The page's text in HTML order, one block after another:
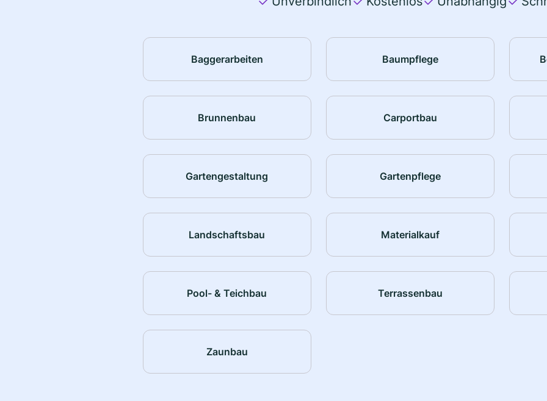
Baggerarbeiten Baumpflege
Brunnenbau Carportbau
Gartengestaltung Gartenpflege
Landschaftsbau Materialkauf
Pool- & Teichbau Terrassenbau
Zaunbau